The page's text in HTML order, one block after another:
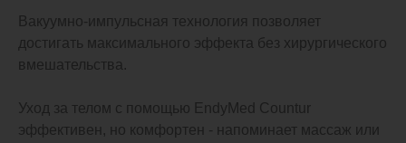
Вакуумно-импульсная технология позволяет
достигать максимального эффекта без хирургического
вмешательства.
Уход за телом с помощью EndyMed Countur
эффективен, но комфортен - напоминает массаж или